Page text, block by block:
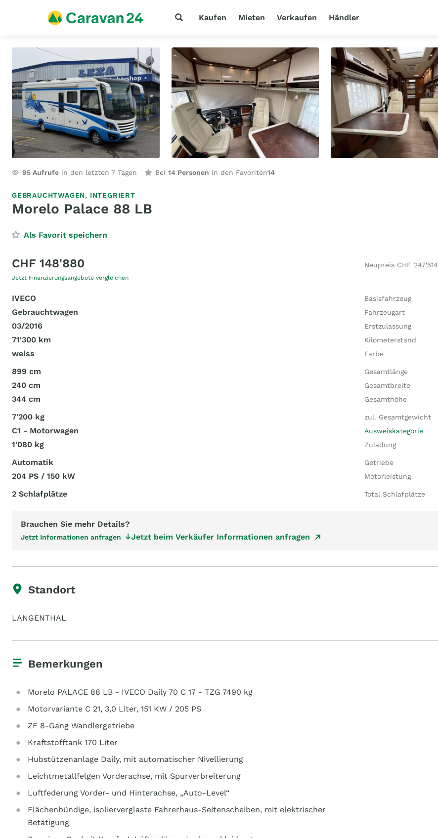
Kaufen Mieten Verkaufen Händler
95 Aufrufe in den letzten 7 Tagen Bei 14 Personen in den Favoriten14
GEBRAUCHTWAGEN, INTEGRIERT
Morelo Palace 88 LB
Als Favorit speichern
CHF 148'880 Neupreis CHF 247'514
Jetzt Finanzierungsangebote vergleichen
IVECO Basisfahrzeug
Gebrauchtwagen Fahrzeugart
03/2016 Erstzulassung
71'300 km Kilometerstand
weiss Farbe
899 cm Gesamtlänge
240 cm Gesamtbreite
344 cm Gesamthöhe
7'200 kg zul. Gesamtgewicht
C1 - Motorwagen Ausweiskategorie
1'080 kg Zuladung
Automatik Getriebe
204 PS / 150 kW Motorleistung
2 Schlafplätze Total Schlafplätze
Brauchen Sie mehr Details?
Jetzt Informationen anfragen Jetzt beim Verkäufer Informationen anfragen
Standort
LANGENTHAL
Bemerkungen
Morelo PALACE 88 LB - IVECO Daily 70 C 17 - TZG 7490 kg
Motorvariante C 21, 3,0 Liter, 151 KW / 205 PS
ZF 8-Gang Wandlergetriebe
Kraftstofftank 170 Liter
Hubstützenanlage Daily, mit automatischer Nivellierung
Leichtmetallfelgen Vorderachse, mit Spurverbreiterung
Luftfederung Vorder- und Hinterachse, „Auto-Level“
Flächenbündige, isolierverglaste Fahrerhaus-Seitenscheiben, mit elektrischer
Betätigung